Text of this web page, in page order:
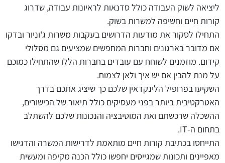
ליציאה לשוק העבודה כולל סדנאות לראיונות עבודה, שדרוג
קורות חיים וחשיפה למשרות בשוק.
התחילו לסקור את מודעות הדרושים בעקבות משרות ג'וניור ובדקו
אם מדובר בארגונים וחברות המחפשים שמציעים גם מסלולי
קידום. מוזמנים לשוחח עם עובדים בחברות הללו שהתחילו כמוכם
על מנת להבין אם יש איך ולאן לצמוח.
השקיעו בפרופיל הלינקדאין שלכם כך שיציג אתכם בדרך
האטרקטיבית ביותר בפני מעסיקים כולל תיאור של הכישורים,
ההשכלה שרכשתם ואת המוטיבציה והנכונות שלכם להשתלב
בתחום ה-IT
.
התייחסו בכתיבת קורות חיים מותאמת לדרישות המשרה והדגישו
מאפיינים ותכונות שמגייסים יחפשו כולל הכנה מקיפה ומעשית